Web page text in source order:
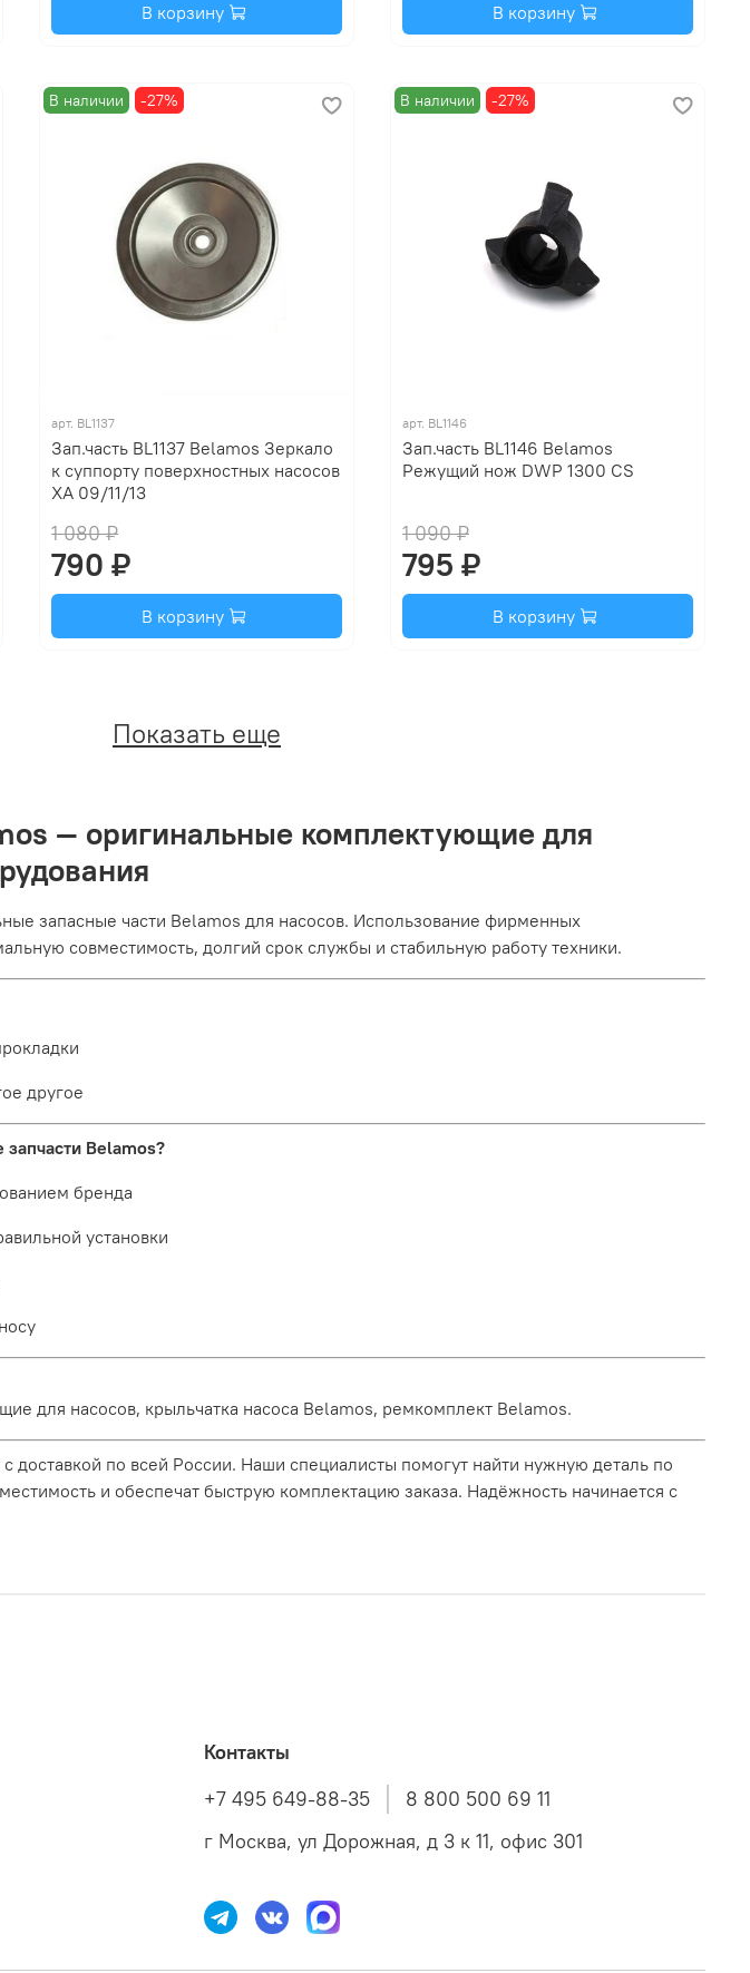
В корзину В корзину
В наличии -27%
арт. BL1137
Зап.часть BL1137 Belamos Зеркало
к суппорту поверхностных насосов
XA 09/11/13
1 080 ₽
790 ₽
В корзину
В наличии -27%
арт. BL1146
Зап.часть BL1146 Belamos
Режущий нож DWP 1300 CS
1 090 ₽
795 ₽
В корзину
Показать еще
— оригинальные комплектующие для
запасные части Belamos для насосов. Использование фирменных
совместимость, долгий срок службы и стабильную работу техники.
другое
Belamos?
бренда
установки
для насосов, крыльчатка насоса Belamos, ремкомплект Belamos.
доставкой по всей России. Наши специалисты помогут найти нужную деталь по
и обеспечат быструю комплектацию заказа. Надёжность начинается с
Контакты
+7 495 649-88-35
8 800 500 69 11
г Москва, ул Дорожная, д 3 к 11, офис 301